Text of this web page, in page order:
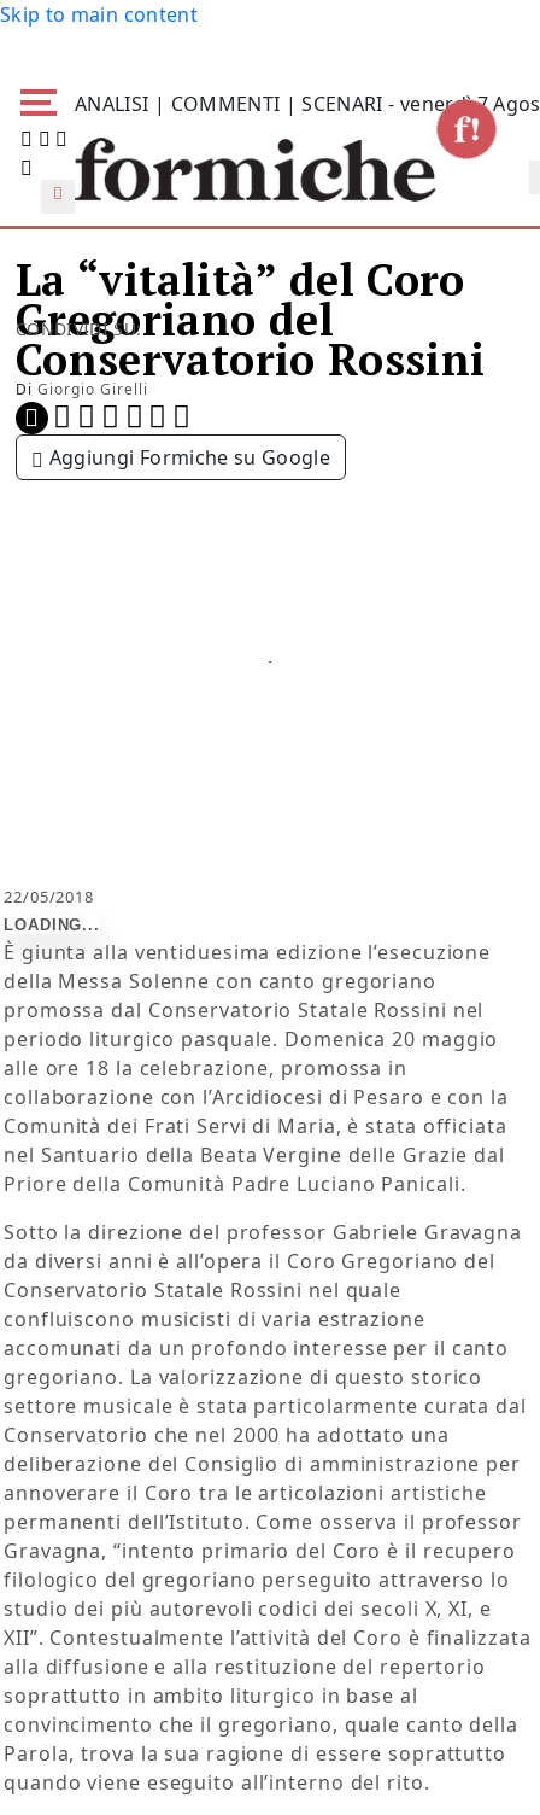
Skip to main content
ANALISI | COMMENTI | SCENARI - venerdì 7
La “vitalità” del Coro
Gregoriano del
Conservatorio Rossini
Di Giorgio Girelli
CONDIVIDI SU:
Aggiungi Formiche su Google
22/05/2018
È giunta alla ventiduesima edizione l’esecuzione
della Messa Solenne con canto gregoriano
promossa dal Conservatorio Statale Rossini nel
periodo liturgico pasquale. Domenica 20 maggio
alle ore 18 la celebrazione, promossa in
collaborazione con l’Arcidiocesi di Pesaro e con la
Comunità dei Frati Servi di Maria, è stata officiata
nel Santuario della Beata Vergine delle Grazie dal
Priore della Comunità Padre Luciano Panicali.
Sotto la direzione del professor Gabriele Gravagna
da diversi anni è all’opera il Coro Gregoriano del
Conservatorio Statale Rossini nel quale
confluiscono musicisti di varia estrazione
accomunati da un profondo interesse per il canto
gregoriano. La valorizzazione di questo storico
settore musicale è stata particolarmente curata dal
Conservatorio che nel 2000 ha adottato una
deliberazione del Consiglio di amministrazione per
annoverare il Coro tra le articolazioni artistiche
permanenti dell’Istituto. Come osserva il professor
Gravagna, “intento primario del Coro è il recupero
filologico del gregoriano perseguito attraverso lo
studio dei più autorevoli codici dei secoli X, XI, e
XII”. Contestualmente l’attività del Coro è finalizzata
alla diffusione e alla restituzione del repertorio
soprattutto in ambito liturgico in base al
convincimento che il gregoriano, quale canto della
Parola, trova la sua ragione di essere soprattutto
quando viene eseguito all’interno del rito.